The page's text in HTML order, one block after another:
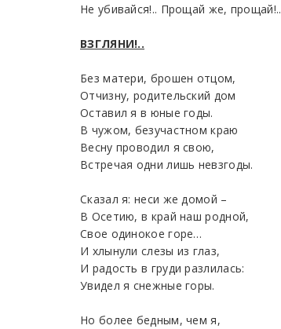
Не убивайся!.. Прощай же, прощай!..
ВЗГЛЯНИ!..
Без матери, брошен отцом,
Отчизну, родительский дом
Оставил я в юные годы.
В чужом, безучастном краю
Весну проводил я свою,
Встречая одни лишь невзгоды.
Сказал я: неси же домой –
В Осетию, в край наш родной,
Свое одинокое горе…
И хлынули слезы из глаз,
И радость в груди разлилась:
Увидел я снежные горы.
Но более бедным, чем я,